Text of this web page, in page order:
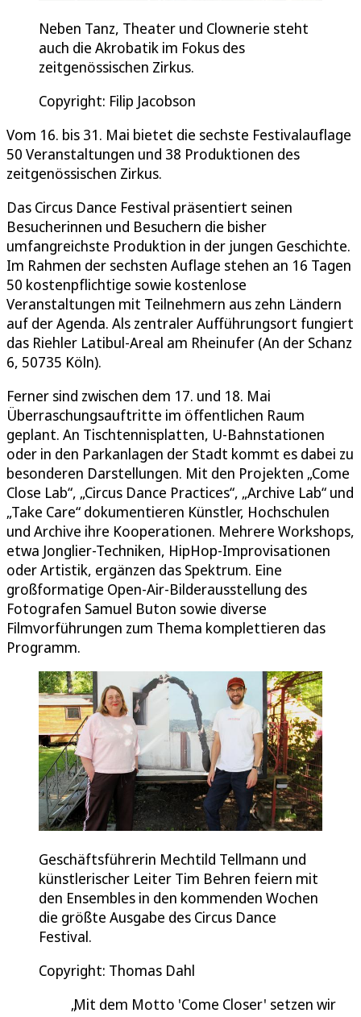
Neben Tanz, Theater und Clownerie steht
auch die Akrobatik im Fokus des
zeitgenössischen Zirkus.
Copyright: Filip Jacobson
Vom 16. bis 31. Mai bietet die sechste Festivalauflage
50 Veranstaltungen und 38 Produktionen des
zeitgenössischen Zirkus.
Das Circus Dance Festival präsentiert seinen
Besucherinnen und Besuchern die bisher
umfangreichste Produktion in der jungen Geschichte.
Im Rahmen der sechsten Auflage stehen an 16 Tagen
50 kostenpflichtige sowie kostenlose
Veranstaltungen mit Teilnehmern aus zehn Ländern
auf der Agenda. Als zentraler Aufführungsort fungiert
das Riehler Latibul-Areal am Rheinufer (An der Schanz
6, 50735 Köln).
Ferner sind zwischen dem 17. und 18. Mai
Überraschungsauftritte im öffentlichen Raum
geplant. An Tischtennisplatten, U-Bahnstationen
oder in den Parkanlagen der Stadt kommt es dabei zu
besonderen Darstellungen. Mit den Projekten „Come
Close Lab“, „Circus Dance Practices“, „Archive Lab“ und
„Take Care“ dokumentieren Künstler, Hochschulen
und Archive ihre Kooperationen. Mehrere Workshops,
etwa Jonglier-Techniken, HipHop-Improvisationen
oder Artistik, ergänzen das Spektrum. Eine
großformatige Open-Air-Bilderausstellung des
Fotografen Samuel Buton sowie diverse
Filmvorführungen zum Thema komplettieren das
Programm.
Geschäftsführerin Mechtild Tellmann und
künstlerischer Leiter Tim Behren feiern mit
den Ensembles in den kommenden Wochen
die größte Ausgabe des Circus Dance
Festival.
Copyright: Thomas Dahl
Mit dem Motto 'Come Closer' setzen wir